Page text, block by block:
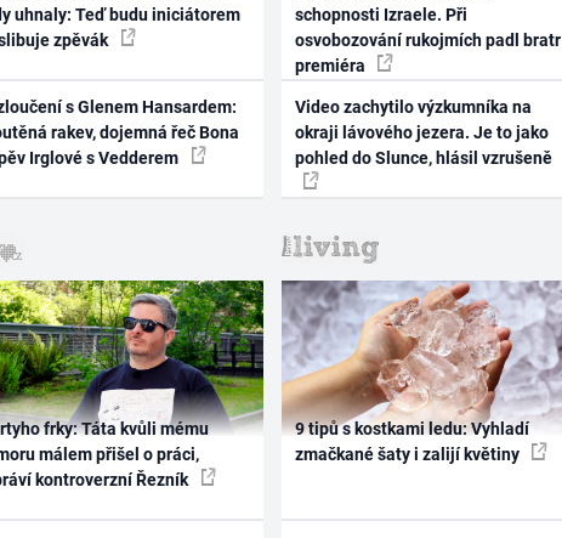
uhnaly: Teď budu iniciátorem
zpěvák
s Glenem Hansardem:
rakev, dojemná řeč Bona
Irglové s Vedderem
schopnosti Izraele. Při
osvobozování rukojmích padl bratr
premiéra
Video zachytilo výzkumníka na
okraji lávového jezera. Je to jako
pohled do Slunce, hlásil vzrušeně
frky: Táta kvůli mému
málem přišel o práci,
kontroverzní Řezník
9 tipů s kostkami ledu: Vyhladí
zmačkané šaty i zalijí květiny